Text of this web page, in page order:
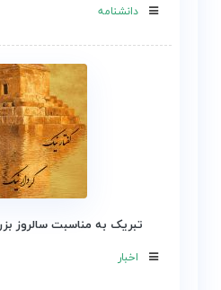
دانشنامه
تبریک به مناسبت سالروز
اخبار